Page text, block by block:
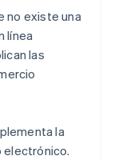
no existe una
línea
las
la
electrónico.